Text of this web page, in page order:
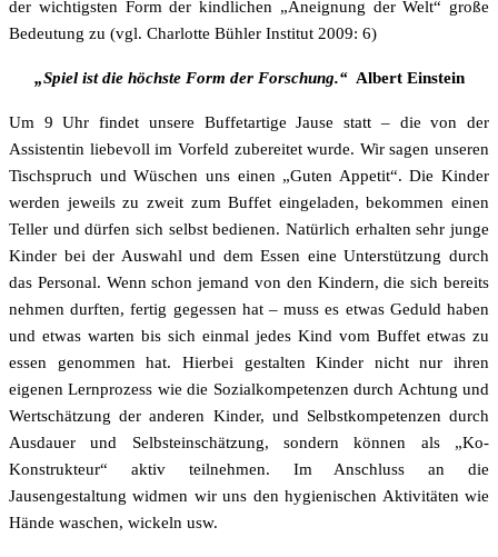
der wichtigsten Form der kindlichen „Aneignung der Welt“ große
Bedeutung zu (vgl. Charlotte Bühler Institut 2009: 6)
„Spiel ist die höchste Form der Forschung.“ Albert Einstein
Um 9 Uhr findet unsere Buffetartige Jause statt – die von der
Assistentin liebevoll im Vorfeld zubereitet wurde. Wir sagen unseren
Tischspruch und Wüschen uns einen „Guten Appetit“. Die Kinder
werden jeweils zu zweit zum Buffet eingeladen, bekommen einen
Teller und dürfen sich selbst bedienen. Natürlich erhalten sehr junge
Kinder bei der Auswahl und dem Essen eine Unterstützung durch
das Personal. Wenn schon jemand von den Kindern, die sich bereits
nehmen durften, fertig gegessen hat – muss es etwas Geduld haben
und etwas warten bis sich einmal jedes Kind vom Buffet etwas zu
essen genommen hat. Hierbei gestalten Kinder nicht nur ihren
eigenen Lernprozess wie die Sozialkompetenzen durch Achtung und
Wertschätzung der anderen Kinder, und Selbstkompetenzen durch
Ausdauer und Selbsteinschätzung, sondern können als „Ko-
Konstrukteur“ aktiv teilnehmen. Im Anschluss an die
Jausengestaltung widmen wir uns den hygienischen Aktivitäten wie
Hände waschen, wickeln usw.